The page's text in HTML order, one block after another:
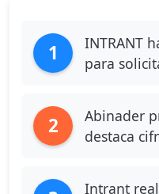
1
INTRANT
para
2
Abinader
destaca
Intrant